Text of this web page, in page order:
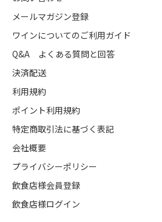
メールマガジン登録
ワインについてのご利用ガイド
Q&A よくある質問と回答
決済配送
利用規約
ポイント利用規約
特定商取引法に基づく表記
会社概要
プライバシーポリシー
飲食店様会員登録
飲食店様ログイン